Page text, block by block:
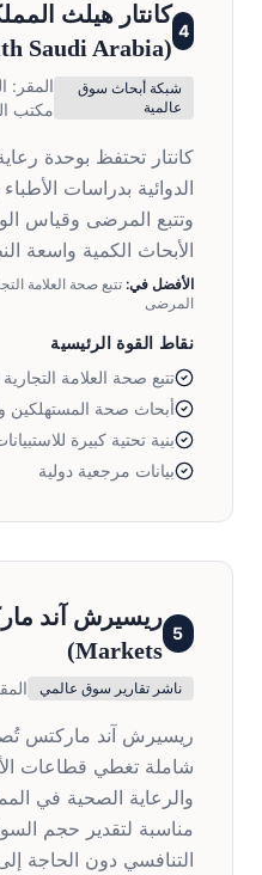
4
كانتار هيلث
(
Saudi Arabia
شبكة أبحاث سوق
عالمية
المقر:
مكتب
كانتار تحتفظ بوحدة
الدوائية بدراسات
وتتبع المرضى وقياس
الأبحاث الكمية واسعة
الأفضل في: تتبع صحة العلامة
المرضى
نقاط القوة الرئيسية
تتبع صحة العلامة التجارية
أبحاث صحة المستهلكين
بنية تحتية كبيرة
بيانات مرجعية دولية
5
ريسيرش آند
Markets
)
ناشر تقارير سوق عالمي
ريسيرش آند ماركتس
شاملة تغطي قطاعات
والرعاية الصحية في
مناسبة لتقدير حجم
التنافسي دون الحاجة